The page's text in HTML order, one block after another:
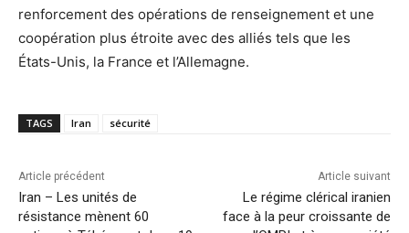
renforcement des opérations de renseignement et une
coopération plus étroite avec des alliés tels que les
États-Unis, la France et l’Allemagne.
TAGS Iran sécurité
Article précédent
Iran – Les unités de
résistance mènent 60
Article suivant
Le régime clérical iranien
face à la peur croissante de